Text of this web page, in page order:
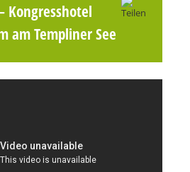
Kongresshotel
am Templiner See